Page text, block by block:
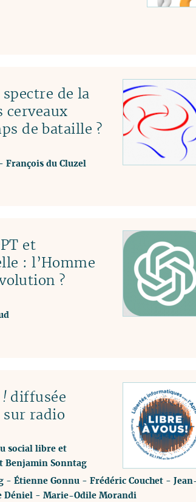
de la
cerveaux
de bataille ?
François du Cluzel
et
: l’Homme
?
diffusée
sur radio
social libre et
Benjamin Sonntag
- Étienne Gonnu- Frédéric Couchet-
Déniel- Marie-Odile Morandi